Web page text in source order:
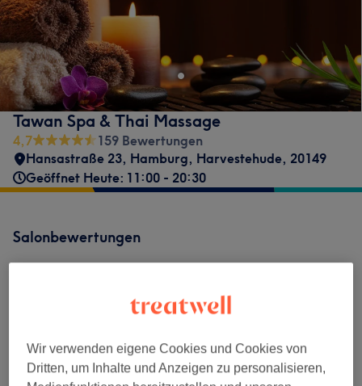
Tawan Spa & Thai Massage
4,7
159 Bewertungen
Hansastraße 23, Hamburg, Harvestehude, 20149
Geöffnet Heute: 11:00 - 20:30
Salonbewertungen
Ambiente
Wir verwenden eigene Cookies und Cookies von
Dritten, um Inhalte und Anzeigen zu personalisieren,